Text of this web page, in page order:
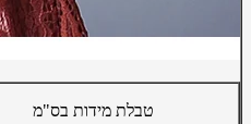
טבלת מידות בס"מ